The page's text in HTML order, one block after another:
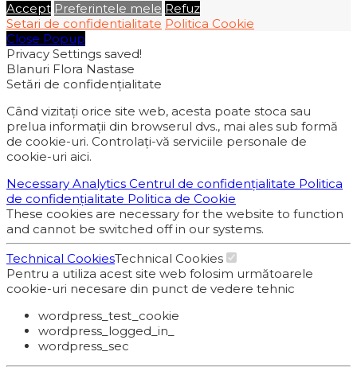
Accept Preferintele mele Refuz
Setari de confidentialitate Politica Cookie
Close Popup
Privacy Settings saved!
Blanuri Flora Nastase
Setări de confidențialitate
Când vizitați orice site web, acesta poate stoca sau
prelua informații din browserul dvs., mai ales sub formă
de cookie-uri. Controlați-vă serviciile personale de
cookie-uri aici.
Necessary Analytics Centrul de confidențialitate Politica
de confidențialitate Politica de Cookie
These cookies are necessary for the website to function
and cannot be switched off in our systems.
Technical CookiesTechnical Cookies
Pentru a utiliza acest site web folosim următoarele
cookie-uri necesare din punct de vedere tehnic
wordpress_test_cookie
wordpress_logged_in_
wordpress_sec